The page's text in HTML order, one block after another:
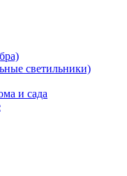
светильники)
и сада